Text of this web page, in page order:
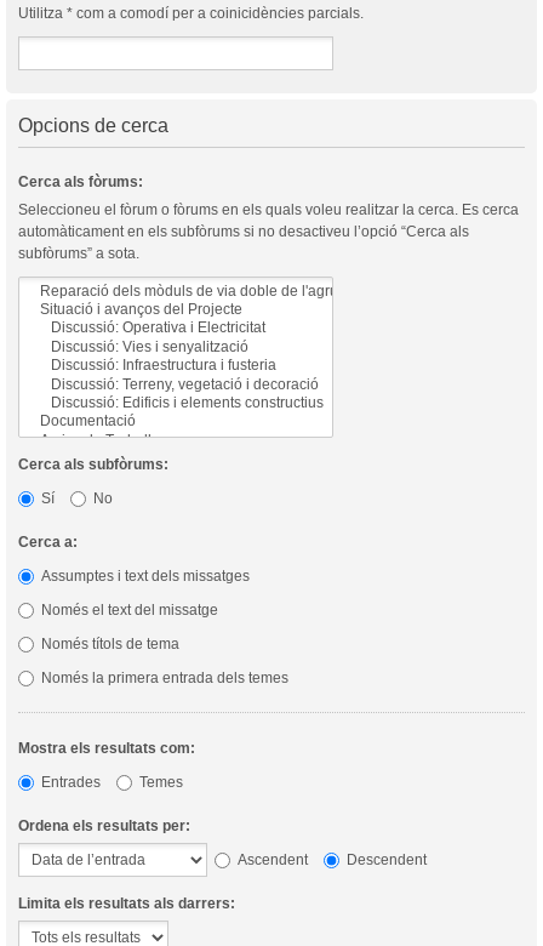
Utilitza * com a comodí per a coinicidències parcials.
Opcions de cerca
Cerca als fòrums:
Seleccioneu el fòrum o fòrums en els quals voleu realitzar la cerca. Es cerca
automàticament en els subfòrums si no desactiveu l’opció “Cerca als
subfòrums” a sota.
Cerca als subfòrums:
Sí
No
Cerca a:
Assumptes i text dels missatges
Només el text del missatge
Només títols de tema
Només la primera entrada dels temes
Mostra els resultats com:
Entrades
Temes
Ordena els resultats per:
Ascendent
Descendent
Limita els resultats als darrers: